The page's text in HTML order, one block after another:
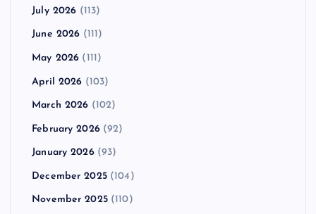
July 2026 (113)
June 2026 (111)
May 2026 (111)
April 2026 (103)
March 2026 (102)
February 2026(92)
January 2026(93)
December 2025(104)
November 2025(110)